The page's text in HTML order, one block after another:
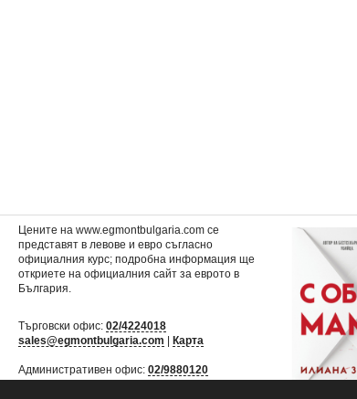
Цените на www.egmontbulgaria.com се
представят в левове и евро съгласно
официалния курс; подробна информация ще
откриете наофициалния сайт за еврото в
България
Търговски офис:02/4224018
sales@egmontbulgaria.com |Карта
Административен офис:02/9880120
mail@egmontbulgaria.com|Карта